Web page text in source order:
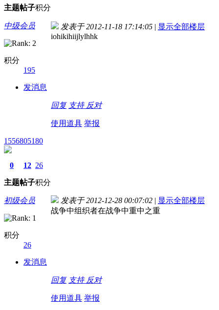
主题帖子积分
中级会员
积分
195
发消息
发表于 2012-11-18 17:14:05 | 显示全部楼层
iohikihiijlylhhk
回复 支持 反对
使用道具 举报
1556805180
0
主题
12
帖子
26
积分
初级会员
积分
26
发消息
发表于 2012-12-28 00:07:02 | 显示全部楼层
战争中组织者在战争中重中之重
回复 支持 反对
使用道具 举报